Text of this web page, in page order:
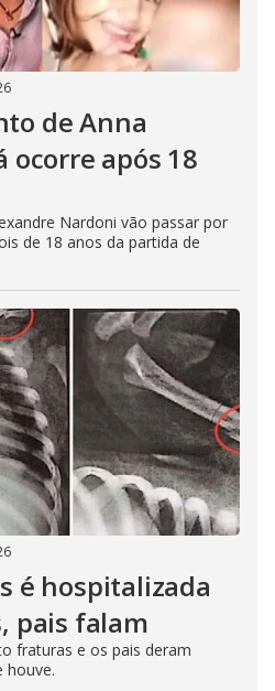
de Anna
ocorre após 18
Nardoni vão passar por
de 18 anos da partida de
é hospitalizada
pais falam
fraturas e os pais deram
houve.